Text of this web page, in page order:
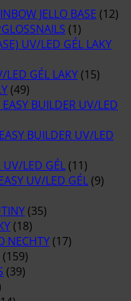
JELLO BASE (12)
(1)
UV/LED GÉL LAKY
LED GÉL LAKY (15)
(49)
BUILDER UV/LED
BUILDER UV/LED
UV/LED GÉL (11)
UV/LED GÉL (9)
(35)
(18)
NECHTY (17)
(159)
(39)